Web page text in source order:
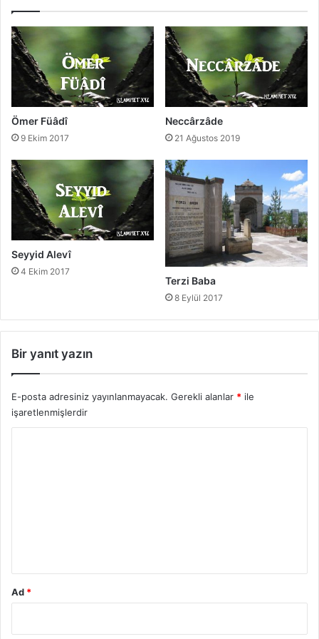
Ömer Füâdî
9 Ekim 2017
Neccârzâde
21 Ağustos 2019
Seyyid Alevî
4 Ekim 2017
Terzi Baba
8 Eylül 2017
Bir yanıt yazın
E-posta adresiniz yayınlanmayacak. Gerekli alanlar * ile
işaretlenmişlerdir
Ad *